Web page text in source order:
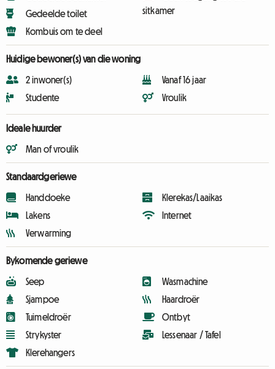
Gedeelde toilet
Kombuis om te deel
sitkamer
Huidige bewoner(s) van die woning
2 inwoner(s)
Studente
Vanaf 16 jaar
Vroulik
Ideale huurder
Man of vroulik
Standaardgeriewe
Handdoeke
Lakens
Verwarming
Klerekas/Laaikas
Internet
Bykomende geriewe
Seep
Sjampoe
Tuimeldroër
Strykyster
Klerehangers
Wasmachine
Haardroër
Ontbyt
Lessenaar / Tafel